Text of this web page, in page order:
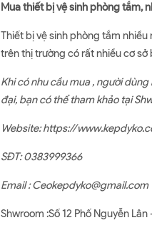
Mua thiết bị vệ sinh phòng tắm,
Thiết bị vệ sinh phòng tắm
trên thị trường có rất nhiều cơ
Khi có nhu cầu mua , người
đại, bạn có thể tham khảo tại
Website: https://
SĐT: 0383999366
Email : Ceokepdyko@gmail.com
Shwroom :Số 12 Phố Nguyễn